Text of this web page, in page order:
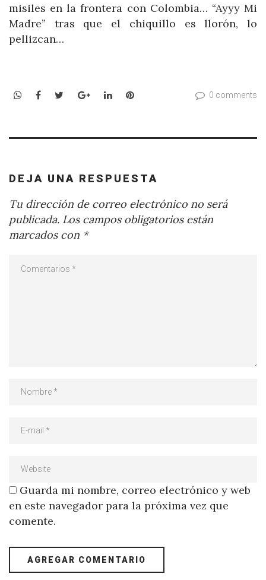
misiles en la frontera con Colombia… “Ayyy Mi
Madre” tras que el chiquillo es llorón, lo
pellizcan…
WhatsApp
Facebook
TwitterGoogle+LinkedInPinterest 0 comments
DEJA UNA RESPUESTA
Tu dirección de correo electrónico no será
publicada. Los campos obligatorios están
marcados con *
Guarda mi nombre, correo electrónico y web
en este navegador para la próxima vez que
comente.